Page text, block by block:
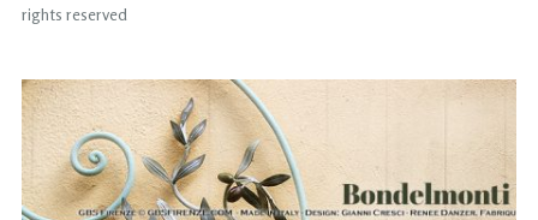
rights reserved